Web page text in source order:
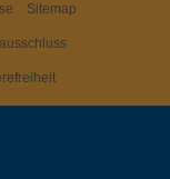
Sitemap